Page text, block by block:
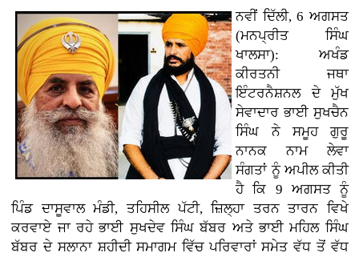
ਨਵੀਂ ਦਿੱਲੀ, 6 ਅਗਸਤ
(ਮਨਪ੍ਰੀਤ ਸਿੰਘ
ਖਾਲਸਾ): ਅਖੰਡ
ਕੀਰਤਨੀ ਜਥਾ
ਇੰਟਰਨੈਸ਼ਨਲ ਦੇ ਮੁੱਖ
ਸੇਵਾਦਾਰ ਭਾਈ ਸੁਖਚੈਨ
ਸਿੰਘ ਨੇ ਸਮੂਹ ਗੁਰੂ
ਨਾਨਕ ਨਾਮ ਲੇਵਾ
ਸੰਗਤਾਂ ਨੂੰ ਅਪੀਲ ਕੀਤੀ
ਹੈ ਕਿ 9 ਅਗਸਤ ਨੂੰ
ਪਿੰਡ ਦਾਸੂਵਾਲ ਮੰਡੀ, ਤਹਿਸੀਲ ਪੱਟੀ, ਜ਼ਿਲ੍ਹਾ ਤਰਨ ਤਾਰਨ ਵਿਖੇ
ਕਰਵਾਏ ਜਾ ਰਹੇ ਭਾਈ ਸੁਖਦੇਵ ਸਿੰਘ ਬੱਬਰ ਅਤੇ ਭਾਈ ਮਹਿਲ ਸਿੰਘ
ਬੱਬਰ ਦੇ ਸਲਾਨਾ ਸ਼ਹੀਦੀ ਸਮਾਗਮ ਵਿੱਚ ਪਰਿਵਾਰਾਂ ਸਮੇਤ ਵੱਧ ਤੋਂ ਵੱਧ